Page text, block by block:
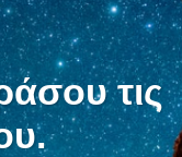
τις